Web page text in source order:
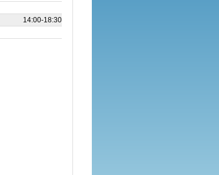
14:00‑18:30